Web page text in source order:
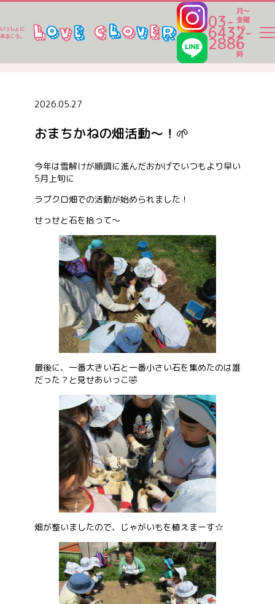
いっしょに
あるこう。
03-
6432-
2886
月～
金曜
10
～
17
時
一時保育
家事代行
認可保育園一覧
お問い合わせ
会社概要
2026.05.27
おまちかねの畑活動～！🌱
今年は雪解けが順調に進んだおかげでいつもより早い
5月上旬に
ラブクロ畑での活動が始められました！
せっせと石を拾って～
最後に、一番大きい石と一番小さい石を集めたのは誰
だった？と見せあいっこ🤣
畑が整いましたので、じゃがいもを植えまーす☆